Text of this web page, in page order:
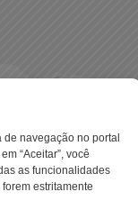
navegação no portal
“Aceitar”, você
as funcionalidades
estritamente